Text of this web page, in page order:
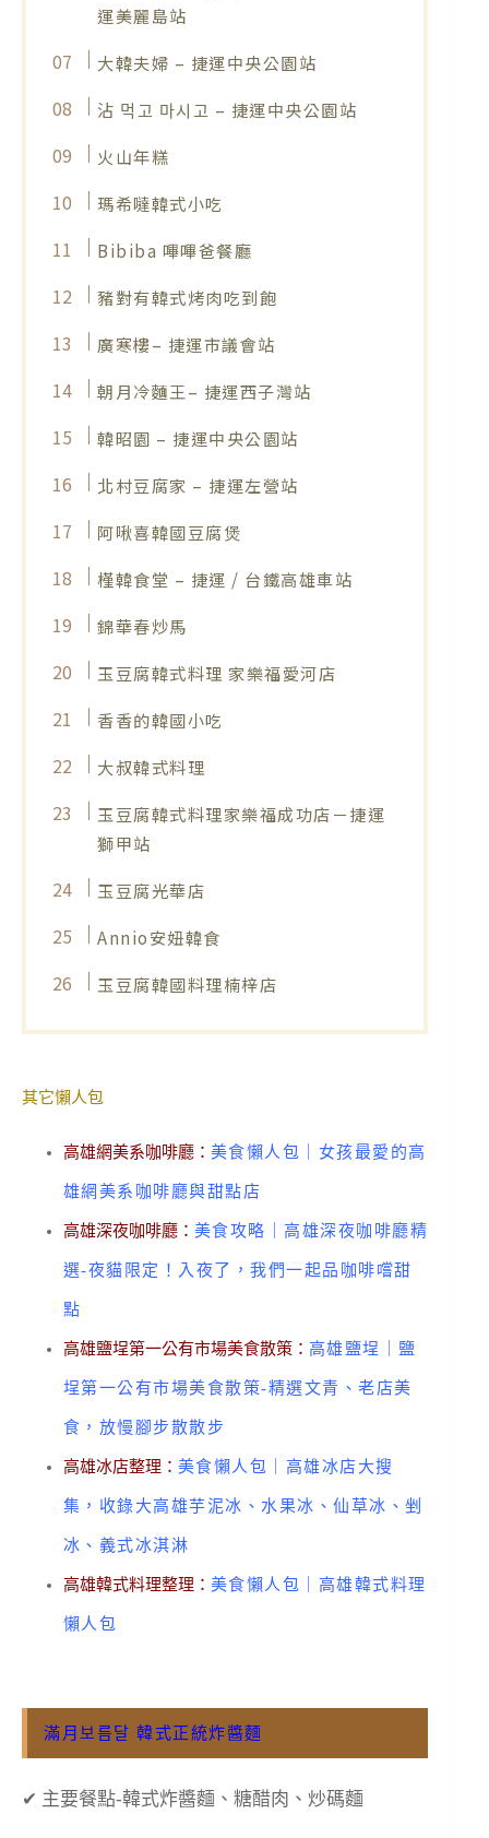
運美麗島站
大韓夫婦 – 捷運中央公園站
沾 먹고 마시고 – 捷運中央公園站
火山年糕
瑪希噠韓式小吃
Bibiba 嗶嗶爸餐廳
豬對有韓式烤肉吃到飽
廣寒樓– 捷運市議會站
朝月冷麵王– 捷運西子灣站
韓昭園 – 捷運中央公園站
北村豆腐家 – 捷運左營站
阿啾喜韓國豆腐煲
槿韓食堂 – 捷運 / 台鐵高雄車站
錦華春炒馬
玉豆腐韓式料理 家樂福愛河店
香香的韓國小吃
大叔韓式料理
玉豆腐韓式料理家樂福成功店－捷運
獅甲站
玉豆腐光華店
Annio安妞韓食
玉豆腐韓國料理楠梓店
其它懶人包
高雄網美系咖啡廳： 美食懶人包｜女孩最愛的高
雄網美系咖啡廳與甜點店
高雄深夜咖啡廳： 美食攻略｜高雄深夜咖啡廳精
選-夜貓限定！入夜了，我們一起品咖啡嚐甜
點
高雄鹽埕第一公有市場美食散策： 高雄鹽埕｜鹽
埕第一公有市場美食散策-精選文青、老店美
食，放慢腳步散散步
高雄冰店整理： 美食懶人包｜高雄冰店大搜
集，收錄大高雄芋泥冰、水果冰、仙草冰、剉
冰、義式冰淇淋
高雄韓式料理整理： 美食懶人包｜高雄韓式料理
懶人包
滿月보름달 韓式正統炸醬麵
✔ 主要餐點-韓式炸醬麵、糖醋肉、炒碼麵